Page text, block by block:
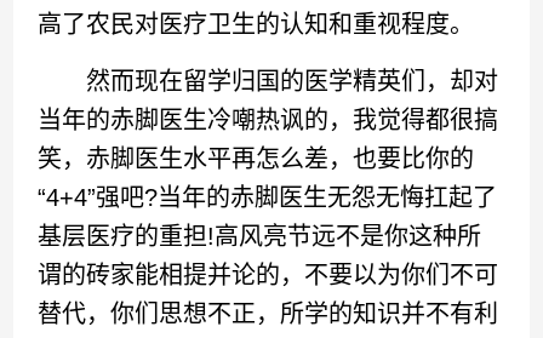
高了农民对医疗卫生的认知和重视程度。
然而现在留学归国的医学精英们，却对
当年的赤脚医生冷嘲热讽的，我觉得都很搞
笑，赤脚医生水平再怎么差，也要比你的
“4+4”强吧?当年的赤脚医生无怨无悔扛起了
基层医疗的重担!高风亮节远不是你这种所
谓的砖家能相提并论的，不要以为你们不可
替代，你们思想不正，所学的知识并不有利